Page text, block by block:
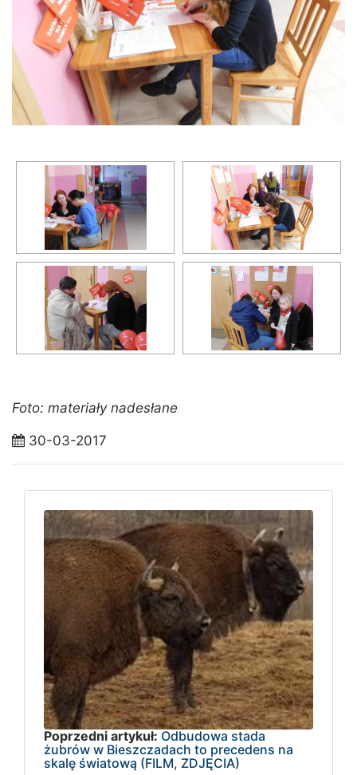
Foto: materiały nadesłane
30-03-2017
Poprzedni artykuł: Odbudowa stada
żubrów w Bieszczadach to precedens na
skalę światową (FILM, ZDJĘCIA)